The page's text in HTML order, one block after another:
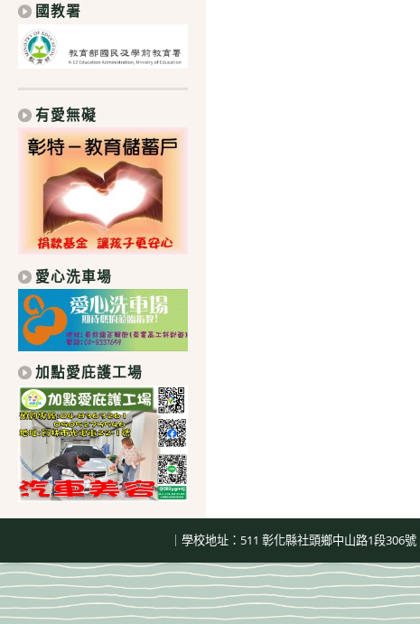
國教署
有愛無礙
愛心洗車場
加點愛庇護工場
｜學校地址：511 彰化縣社頭鄉中山路1段306